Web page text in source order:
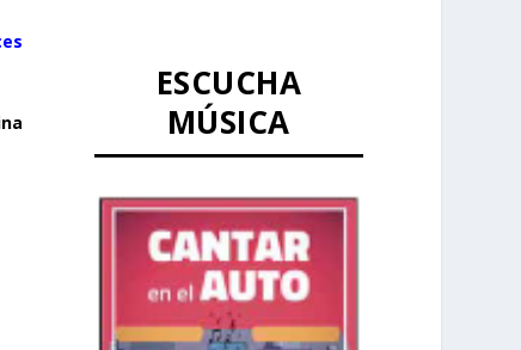
ESCUCHA
MÚSICA